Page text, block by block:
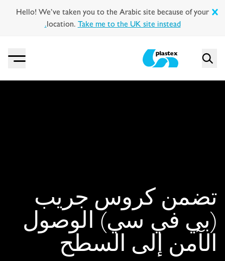
Hello! We’ve taken you to the Arabic site because of your
location. Take me to the UK site instead.
Menu
تضمن كروس جريب
(بي في سي) الوصول
الآمن إلى السطح